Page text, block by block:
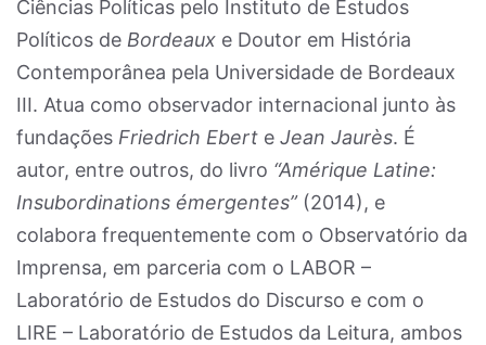
Ciências Políticas pelo Instituto de Estudos
Políticos de Bordeaux e Doutor em História
Contemporânea pela Universidade de Bordeaux
III. Atua como observador internacional junto às
fundações Friedrich Ebert e Jean Jaurès. É
autor, entre outros, do livro “Amérique Latine:
Insubordinations émergentes”(2014), e
colabora frequentemente com o Observatório da
Imprensa, em parceria com o LABOR –
Laboratório de Estudos do Discurso e com o
LIRE – Laboratório de Estudos da Leitura, ambos